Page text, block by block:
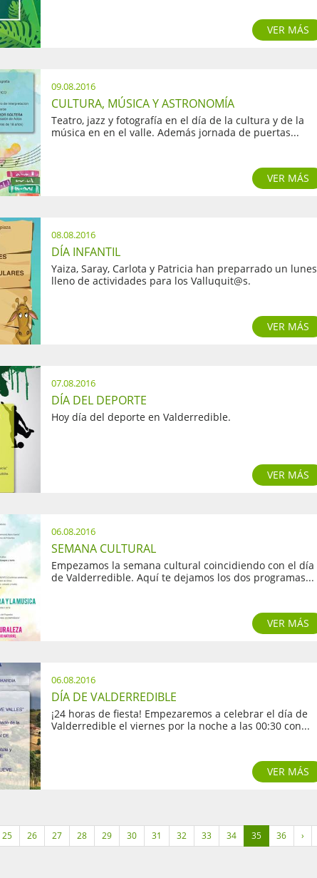
VER MÁS
09.08.2016
CULTURA, MÚSICA Y ASTRONOMÍA
Teatro, jazz y fotografía en el día de la cultura y de la
música en en el valle. Además jornada de puertas...
VER MÁS
08.08.2016
DÍA INFANTIL
Yaiza, Saray, Carlota y Patricia han preparrado un lunes
lleno de actividades para los Valluquit@s.
VER MÁS
07.08.2016
DÍA DEL DEPORTE
Hoy día del deporte en Valderredible.
VER MÁS
06.08.2016
SEMANA CULTURAL
Empezamos la semana cultural coincidiendo con el día
de Valderredible. Aquí te dejamos los dos programas...
VER MÁS
06.08.2016
DÍA DE VALDERREDIBLE
¡24 horas de fiesta! Empezaremos a celebrar el día de
Valderredible el viernes por la noche a las 00:30 con...
VER MÁS
25 26 27 28 29 30 31 32 33 34 35 36 ›